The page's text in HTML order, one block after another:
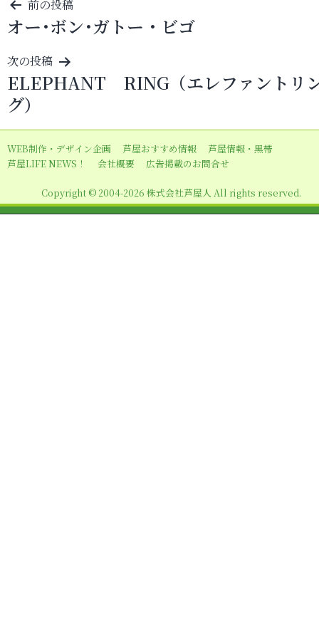
投
稿
ナ
ビ
ゲ
ー
シ
ョ
前の投稿
オー･ボン･ガトー・ビゴ
次の投稿
ELEPHANT RING（エレファントリ
グ）
WEB制作・デザイン企画 芦屋おすすめ情報
芦屋情報・黒帯
芦屋LIFE NEWS！
会社概要 広告掲載のお問合せ
Copyright © 2004-2026 株式会社芦屋人 All rights reserved.